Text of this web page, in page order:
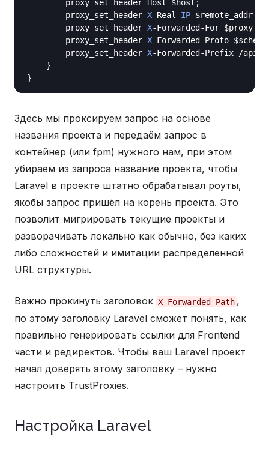
        proxy_set_header Host $host;
        proxy_set_header
X-Real-IP $remote_addr;
        proxy_set_header
X-Forwarded-For
        proxy_set_header
X-Forwarded-Proto
        proxy_set_header
X-Forwarded-Prefix /api;
    }
Здесь мы проксируем запрос на основе
названия проекта и передаём запрос в
контейнер (или fpm) нужного нам, при этом
убираем из запроса название проекта, чтобы
Laravel в проекте штатно обрабатывал роуты,
якобы запрос пришёл на корень проекта. Это
позволит мигрировать текущие проекты и
разворачивать локально как обычно, без каких
либо сложностей и имитации распределенной
URL структуры.
Важно прокинуть заголовок X-Forwarded-Path ,
по этому заголовку Laravel сможет понять, как
правильно генерировать ссылки для Frontend
части и редиректов. Чтобы ваш Laravel проект
начал доверять этому заголовку – нужно
настроить TrustProxies.
Настройка Laravel